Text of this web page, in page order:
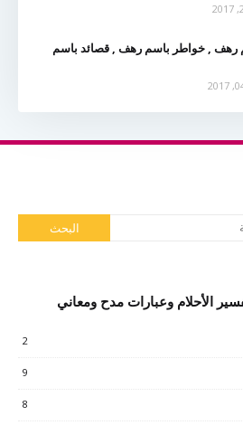
رهف , خواطر باسم رهف , قصائد باسم
الأحلام وعبارات مدح ومعاني
2
9
8